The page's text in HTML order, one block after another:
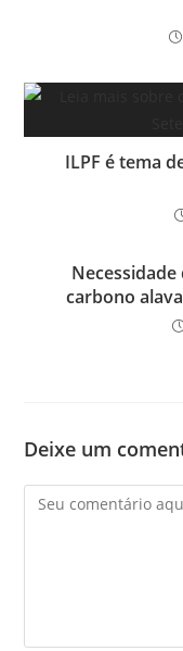
ILPF é tema
carbono
Deixe um